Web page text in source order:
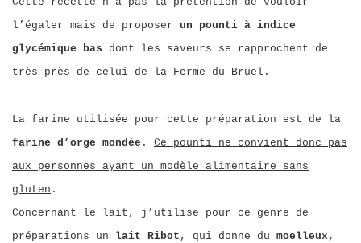
l’égaler mais de proposer un pounti à indice
glycémique bas dont les saveurs se rapprochent de
très près de celui de la Ferme du Bruel.
La farine utilisée pour cette préparation est de la
farine d’orge mondée . Ce pounti ne convient donc pas
aux personnes ayant un modèle alimentaire sans
gluten .
Concernant le lait, j’utilise pour ce genre de
préparations un lait Ribot , qui donne du moelleux,